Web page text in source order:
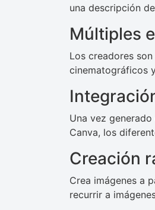
una descripción
Múltiples
Los creadores
cinematográficos
Una vez
Canva, los
Creación
Crea imágenes a
recurrir a